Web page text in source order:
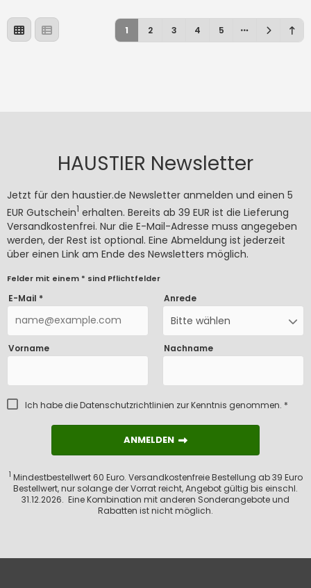
1 2 3 4 5
HAUSTIER Newsletter
Jetzt für den haustier.de Newsletter anmelden und einen 5
EUR Gutschein1 erhalten. Bereits ab 39 EUR ist die Lieferung
Versandkostenfrei. Nur die E-Mail-Adresse muss angegeben
werden, der Rest ist optional. Eine Abmeldung ist jederzeit
über einen Link am Ende des Newsletters möglich.
Felder mit einem * sind Pflichtfelder
E-Mail * Anrede
Bitte wählen
Vorname Nachname
Ich habe dieDatenschutzrichtlinien zur Kenntnis genommen. *
ANMELDEN
ANMELDEN
1 Mindestbestellwert 60 Euro. Versandkostenfreie Bestellung ab 39 Euro
Bestellwert, nur solange der Vorrat reicht, Angebot gültig bis einschl.
31.12.2026. Eine Kombination mit anderen Sonderangebote und
Rabatten ist nicht möglich.